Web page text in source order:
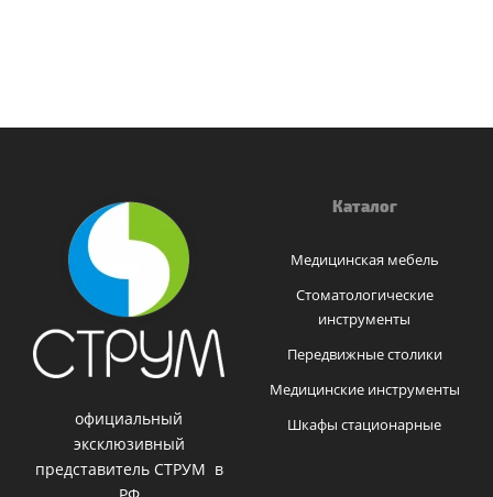
официальный
эксклюзивный
представитель СТРУМ в
Каталог
Медицинская мебель
Стоматологические
инструменты
Передвижные столики
Медицинские инструменты
Шкафы стационарные